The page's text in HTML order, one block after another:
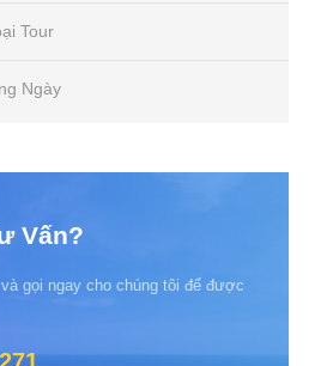
Tour
Ngày
Vấn?
gọi ngay cho chúng tôi để được